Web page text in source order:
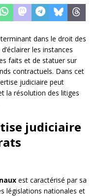
dans le droit des
les instances
faits et de statuer sur
contractuels. Dans cet
judiciaire peut
la résolution des litiges
judiciaire
est caractérisé par sa
législations nationales et